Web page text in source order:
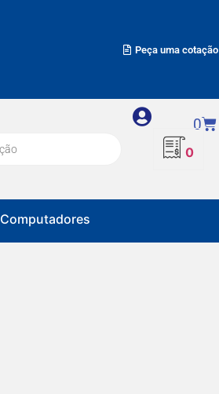
Peça uma cotação
0
0
Computadores